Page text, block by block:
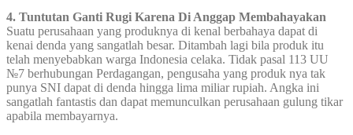
4. Tuntutan Ganti Rugi Karena Di Anggap Membahayakan
Suatu perusahaan yang produknya di kenal berbahaya dapat di
kenai denda yang sangatlah besar. Ditambah lagi bila produk itu
telah menyebabkan warga Indonesia celaka. Tidak pasal 113 UU
№7 berhubungan Perdagangan, pengusaha yang produk nya tak
punya SNI dapat di denda hingga lima miliar rupiah. Angka ini
sangatlah fantastis dan dapat memunculkan perusahaan gulung tikar
apabila membayarnya.